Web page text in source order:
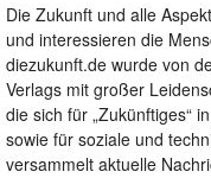
Die Zukunft und alle
und interessieren die
diezukunft.de wurde von
Verlags mit großer
die sich für „Zukünftiges“
sowie für soziale und
versammelt aktuelle